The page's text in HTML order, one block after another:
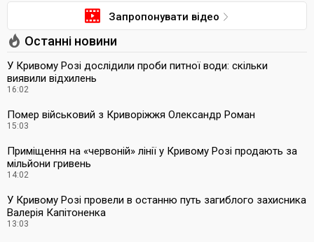
Запропонувати відео
Останні новини
У Кривому Розі дослідили проби питної води: скільки
виявили відхилень
16:02
Помер військовий з Криворіжжя Олександр Роман
15:03
Приміщення на «червоній» лінії у Кривому Розі продають за
мільйони гривень
14:02
У Кривому Розі провели в останню путь загиблого захисника
Валерія Капітоненка
13:03